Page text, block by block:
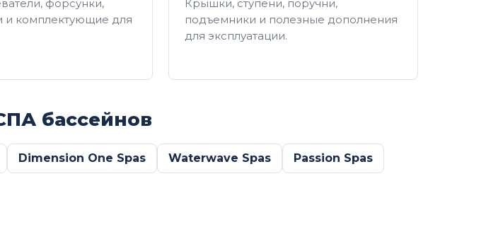
форсунки,
и комплектующие для
Крышки, ступени, поручни,
подъемники и полезные дополнения
для эксплуатации.
бассейнов
Dimension One Spas Waterwave Spas Passion Spas